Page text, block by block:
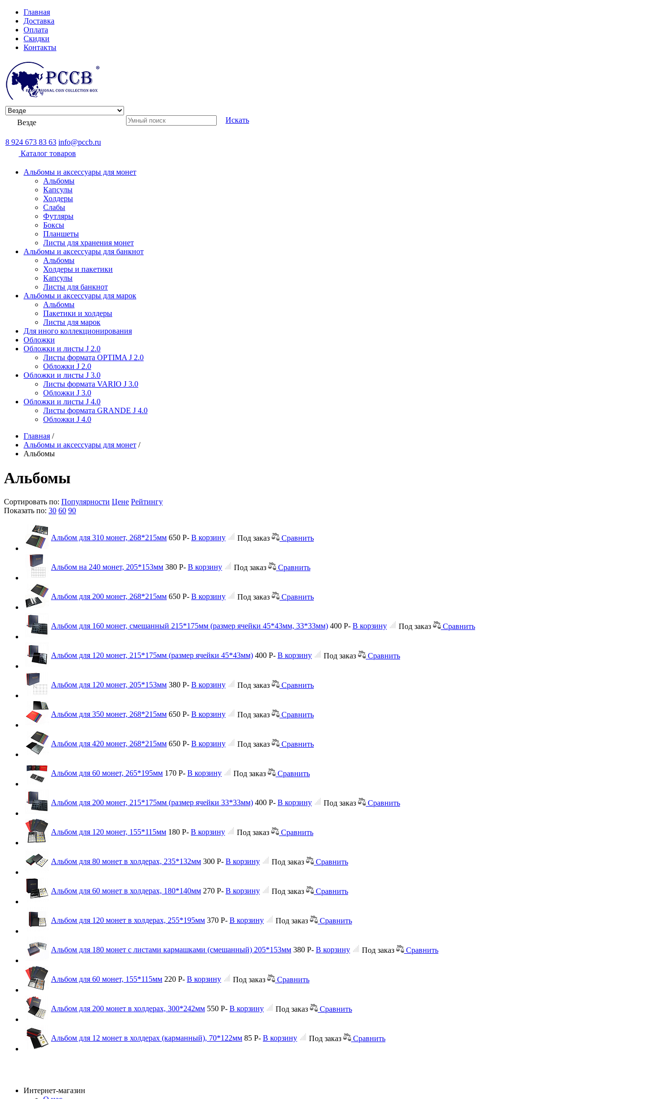
Главная
Доставка
Оплата
Скидки
Контакты
Везде Искать
8 924 673 83 63 info@pccb.ru
Каталог товаров
Альбомы и аксессуары для монет
Альбомы
Капсулы
Холдеры
Слабы
Футляры
Боксы
Планшеты
Листы для хранения монет
Альбомы и аксессуары для банкнот
Альбомы
Холдеры и пакетики
Капсулы
Листы для банкнот
Альбомы и аксессуары для марок
Альбомы
Пакетики и холдеры
Листы для марок
Для иного коллекционирования
Обложки
Обложки и листы J 2.0
Листы формата OPTIMA J 2.0
Обложки J 2.0
Обложки и листы J 3.0
Листы формата VARIO J 3.0
Обложки J 3.0
Обложки и листы J 4.0
Листы формата GRANDE J 4.0
Обложки J 4.0
Главная /
Альбомы и аксессуары для монет /
Альбомы
Альбомы
Сортировать по: Популярности Цене Рейтингу
Показать по: 30 60 90
Альбом для 310 монет, 268*215мм 650 Р- В корзину Под заказ Сравнить
Альбом на 240 монет, 205*153мм 380 Р- В корзину Под заказ Сравнить
Альбом для 200 монет, 268*215мм 650 Р- В корзину Под заказ Сравнить
Альбом для 160 монет, смешанный 215*175мм (размер ячейки 45*43мм, 33*33мм) 400 Р- В корзину Под заказ Сравнить
Альбом для 120 монет, 215*175мм (размер ячейки 45*43мм) 400 Р- В корзину Под заказ Сравнить
Альбом для 120 монет, 205*153мм 380 Р- В корзину Под заказ Сравнить
Альбом для 350 монет, 268*215мм 650 Р- В корзину Под заказ Сравнить
Альбом для 420 монет, 268*215мм 650 Р- В корзину Под заказ Сравнить
Альбом для 60 монет, 265*195мм 170 Р- В корзину Под заказ Сравнить
Альбом для 200 монет, 215*175мм (размер ячейки 33*33мм) 400 Р- В корзину Под заказ Сравнить
Альбом для 120 монет, 155*115мм 180 Р- В корзину Под заказ Сравнить
Альбом для 80 монет в холдерах, 235*132мм 300 Р- В корзину Под заказ Сравнить
Альбом для 60 монет в холдерах, 180*140мм 270 Р- В корзину Под заказ Сравнить
Альбом для 120 монет в холдерах, 255*195мм 370 Р- В корзину Под заказ Сравнить
Альбом для 180 монет с листами кармашками (смешанный) 205*153мм 380 Р- В корзину Под заказ Сравнить
Альбом для 60 монет, 155*115мм 220 Р- В корзину Под заказ Сравнить
Альбом для 200 монет в холдерах, 300*242мм 550 Р- В корзину Под заказ Сравнить
Альбом для 12 монет в холдерах (карманный), 70*122мм 85 Р- В корзину Под заказ Сравнить
Интернет-магазин